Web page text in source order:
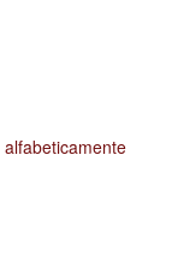
alfabeticamente